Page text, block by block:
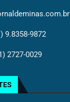
9.8358-9872
2727-0029